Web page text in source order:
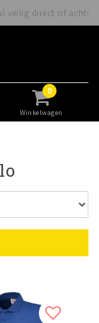
Klarna
0
Winkelwagen